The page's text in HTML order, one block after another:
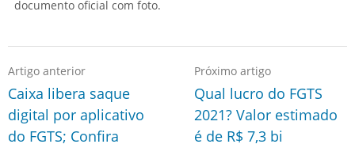
documento oficial com foto.
Artigo anterior
Caixa libera saque
digital por aplicativo
do FGTS; Confira
Próximo artigo
Qual lucro do FGTS
2021? Valor estimado
é de R$ 7,3 bi